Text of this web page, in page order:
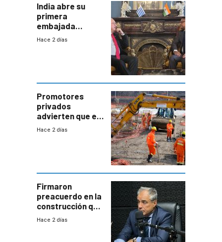
India abre su
primera
embajada
residente en
enorme
potencial
Hace 2 días
Promotores
privados
advierten que el
nuevo convenio
a revisar
proyectos
Hace 2 días
Firmaron
preacuerdo en la
construcción que
comprende
Hace 2 días